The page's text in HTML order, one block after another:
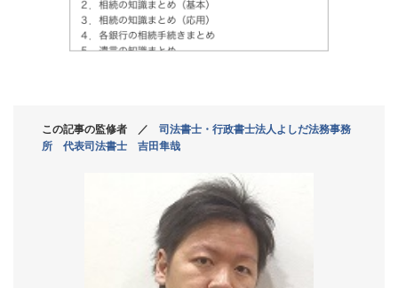
この記事の監修者 ／ 司法書士・行政書士法人よしだ法務事務
所 代表司法書士 吉田隼哉